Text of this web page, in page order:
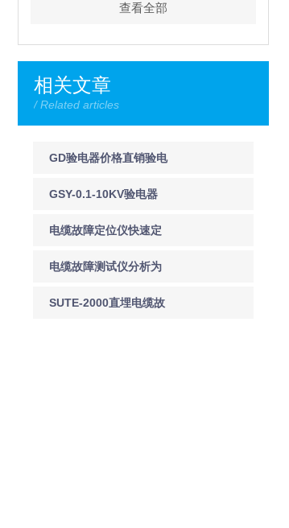
查看全部
相关文章
/ Related articles
GD验电器价格直销验电
器GD专业生验电器*供应
验电器
GSY-0.1-10KV验电器
GSY高压验电器
电缆故障定位仪快速定
位故障位置
电缆故障测试仪分析为
什么夏天是电缆故障发
SUTE-2000直埋电缆故